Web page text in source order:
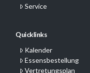
Service
Quicklinks
Kalender
Essensbestellung
Vertretungsplan